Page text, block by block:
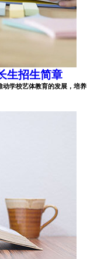
生招生简章
动学校艺体教育的发展，培养